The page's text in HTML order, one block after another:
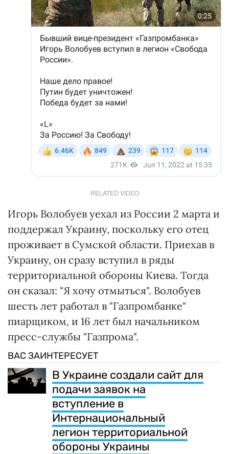
RELATED VIDEO
Игорь Волобуев уехал из России 2 марта и
поддержал Украину, поскольку его отец
проживает в Сумской области. Приехав в
Украину, он сразу вступил в ряды
территориальной обороны Киева. Тогда
он сказал: "Я хочу отмыться". Волобуев
шесть лет работал в "Газпромбанке"
пиарщиком, и 16 лет был начальником
пресс-службы "Газпрома".
ВАС ЗАИНТЕРЕСУЕТ
В Украине создали сайт для
подачи заявок на
вступление в
Интернациональный
легион территориальной
обороны Украины